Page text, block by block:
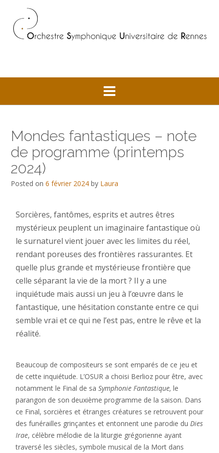
Mondes fantastiques – note
de programme (printemps
2024)
Posted on 6 février 2024 by Laura
Sorcières, fantômes, esprits et autres êtres
mystérieux peuplent un imaginaire fantastique où
le surnaturel vient jouer avec les limites du réel,
rendant poreuses des frontières rassurantes. Et
quelle plus grande et mystérieuse frontière que
celle séparant la vie de la mort ? Il y a une
inquiétude mais aussi un jeu à l’œuvre dans le
fantastique, une hésitation constante entre ce qui
semble vrai et ce qui ne l’est pas, entre le rêve et la
réalité.
Beaucoup de compositeurs se sont emparés de ce jeu et
de cette inquiétude. L’OSUR a choisi Berlioz pour être, avec
notamment le Final de sa Symphonie Fantastique, le
parangon de son deuxième programme de la saison. Dans
ce Final, sorcières et étranges créatures se retrouvent pour
des funérailles grinçantes et entonnent une parodie du Dies
Irae, célèbre mélodie de la liturgie grégorienne ayant
traversé les siècles, symbole musical de la Mort dans